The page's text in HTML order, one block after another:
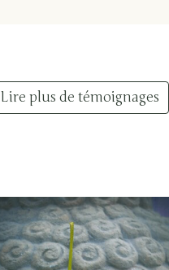
Lire plus de témoignages